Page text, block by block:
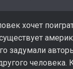
хочет
задумали
человека.